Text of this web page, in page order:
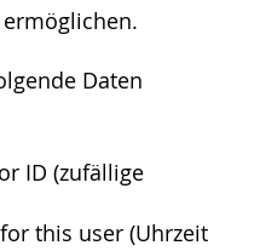
Daten
ID (zufällige
this user (Uhrzeit